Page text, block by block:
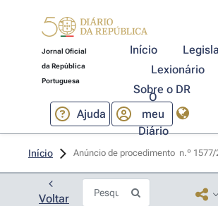
Jornal Oficial
da República
Portuguesa
Início
Lexionário
Sobre o DR
Ajuda
O
meu
Diário
Início Anúncio de procedimento  n.º 1577/
Voltar